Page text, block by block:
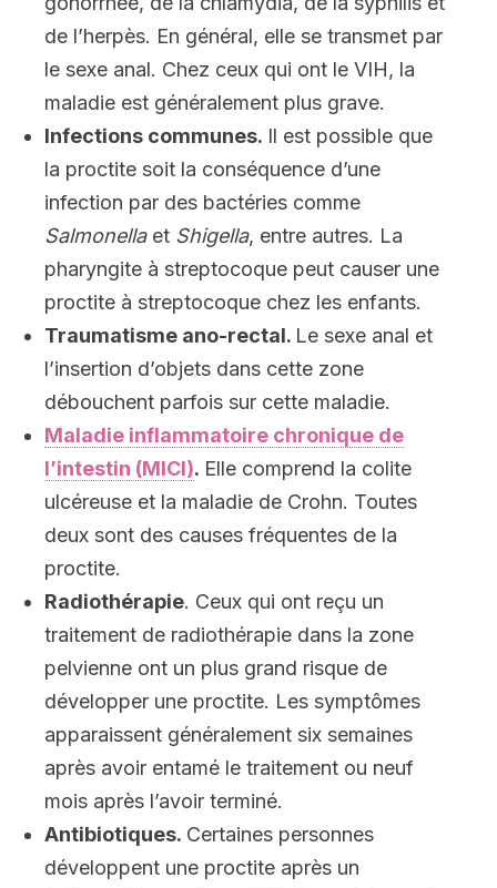
de l’herpès. En général, elle se transmet par
le sexe anal. Chez ceux qui ont le VIH, la
maladie est généralement plus grave.
Infections communes. Il est possible que
la proctite soit la conséquence d’une
infection par des bactéries comme
Salmonellaet Shigella, entre autres. La
pharyngite à streptocoque peut causer une
proctite à streptocoque chez les enfants.
Traumatisme ano-rectal. Le sexe anal et
l’insertion d’objets dans cette zone
débouchent parfois sur cette maladie.
Maladie inflammatoire chronique de
l’intestin (MICI). Elle comprend la colite
ulcéreuse et la maladie de Crohn. Toutes
deux sont des causes fréquentes de la
proctite.
Radiothérapie. Ceux qui ont reçu un
traitement de radiothérapie dans la zone
pelvienne ont un plus grand risque de
développer une proctite. Les symptômes
apparaissent généralement six semaines
après avoir entamé le traitement ou neuf
mois après l’avoir terminé.
Antibiotiques. Certaines personnes
développent une proctite après un